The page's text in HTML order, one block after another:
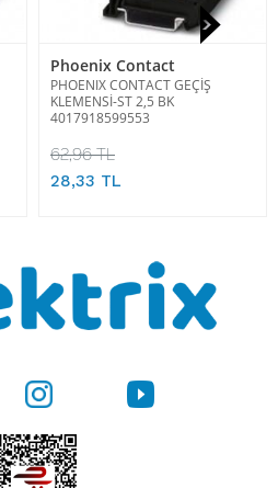
Phoenix Contact
PHOENIX CONTACT GEÇİŞ
KLEMENSİ-ST 2,5 BK
4017918599553
62,96 TL
28,33 TL